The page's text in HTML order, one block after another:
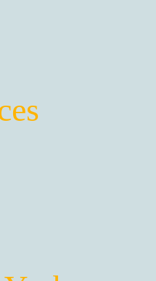
et Visages
thématique